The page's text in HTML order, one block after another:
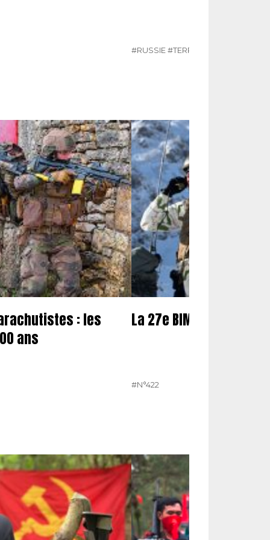
#RUSSIE#TERRORISME
: les
ans
La 27e BIM s’équipe
#N°422